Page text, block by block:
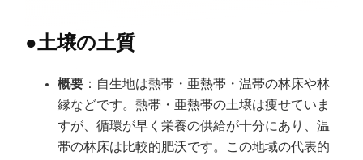
●土壌の土質
概要 ：自生地は熱帯・亜熱帯・温帯の林床や林
縁などです。熱帯・亜熱帯の土壌は痩せていま
すが、循環が早く栄養の供給が十分にあり、温
帯の林床は比較的肥沃です。この地域の代表的